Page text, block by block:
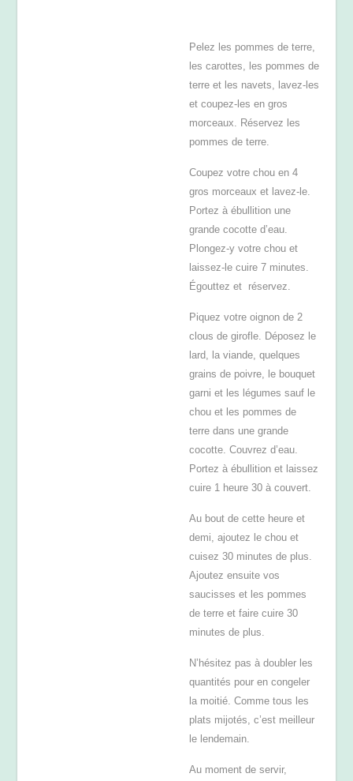
Pelez les pommes de terre,
les carottes, les pommes de
terre et les navets, lavez-les
et coupez-les en gros
morceaux. Réservez les
pommes de terre.
Coupez votre chou en 4
gros morceaux et lavez-le.
Portez à ébullition une
grande cocotte d’eau.
Plongez-y votre chou et
laissez-le cuire 7 minutes.
Égouttez et réservez.
Piquez votre oignon de 2
clous de girofle. Déposez le
lard, la viande, quelques
grains de poivre, le bouquet
garni et les légumes sauf le
chou et les pommes de
terre dans une grande
cocotte. Couvrez d’eau.
Portez à ébullition et laissez
cuire 1 heure 30 à couvert.
Au bout de cette heure et
demi, ajoutez le chou et
cuisez 30 minutes de plus.
Ajoutez ensuite vos
saucisses et les pommes
de terre et faire cuire 30
minutes de plus.
N’hésitez pas à doubler les
quantités pour en congeler
la moitié. Comme tous les
plats mijotés, c’est meilleur
le lendemain.
Au moment de servir,